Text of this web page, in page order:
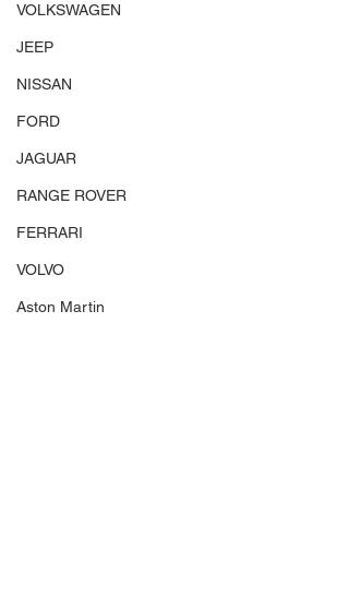
VOLKSWAGEN
JEEP
NISSAN
FORD
JAGUAR
RANGE ROVER
FERRARI
VOLVO
Aston Martin